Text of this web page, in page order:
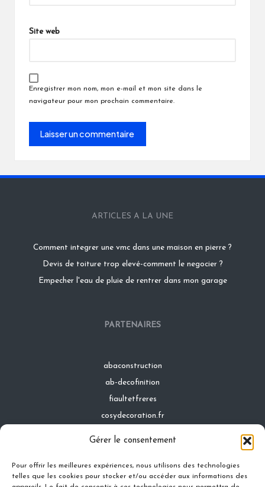
Gérer le consentement
Pour offrir les meilleures expériences, nous utilisons des technologies
telles que les cookies pour stocker et/ou accéder aux informations des
Site web
Enregistrer mon nom, mon e-mail et mon site dans le
navigateur pour mon prochain commentaire.
ARTICLES A LA UNE
Comment integrer une vmc dans une maison en pierre ?
Devis de toiture trop elevé-comment le negocier ?
Empecher l'eau de pluie de rentrer dans mon garage
PARTENAIRES
abaconstruction
ab-decofinition
fiaultetfreres
cosydecoration.fr